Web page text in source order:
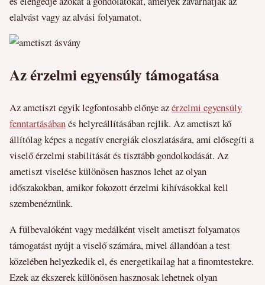
elalvást vagy az alvási folyamatot.
Az érzelmi egyensúly támogatása
Az ametiszt egyik legfontosabb előnye azérzelmi egyensúly
fenntartásábanés helyreállításában rejlik. Az ametiszt kő
állítólag képes a negatív energiák eloszlatására, ami elősegíti a
viselő érzelmi stabilitását és tisztább gondolkodását. Az
ametiszt viselése különösen hasznos lehet az olyan
időszakokban, amikor fokozott érzelmi kihívásokkal kell
szembenéznünk.
A fülbevalóként vagy medálként viselt ametiszt folyamatos
támogatást nyújt a viselő számára, mivel állandóan a test
közelében helyezkedik el, és energetikailag hat a finomtestekre.
Ezek az ékszerek különösen hasznosak lehetnek olyan